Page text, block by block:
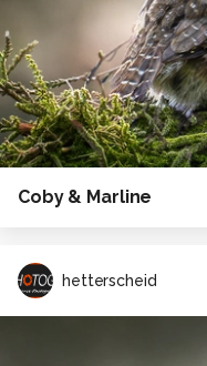
Coby & Marline
hetterscheid